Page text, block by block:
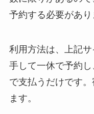
予約する必要があり
利用方法は、上記
手して一休で予約
で支払うだけです
ます。